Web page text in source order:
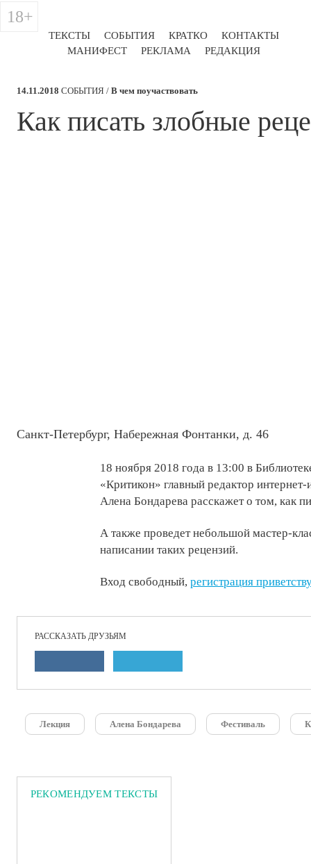
ТЕКСТЫ СОБЫТИЯ КРАТКО
КОНТАКТЫ
МАНИФЕСТ
РЕКЛАМА РЕДАКЦИЯ
18+
14.11.2018 СОБЫТИЯ / В чем поучаствовать
​Как писать злобные
Санкт-Петербург, Набережная Фонтанки, д. 46
18 ноября 2018 года в 13:00 в
«Критикон» главный редактор
Алена Бондарева расскажет о том, как
А также проведет небольшой мастер-
написании таких рецензий.
Вход свободный, регистрация
РАССКАЗАТЬ ДРУЗЬЯМ
Лекция Алена Бондарева Фестиваль
РЕКОМЕНДУЕМ ТЕКСТЫ